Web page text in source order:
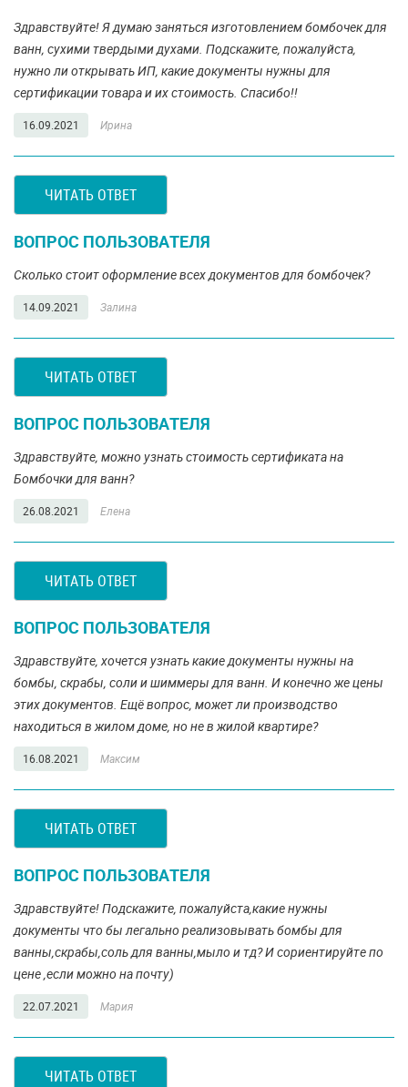
Здравствуйте! Я думаю заняться изготовлением бомбочек для
ванн, сухими твердыми духами. Подскажите, пожалуйста,
нужно ли открывать ИП, какие документы нужны для
сертификации товара и их стоимость. Спасибо!!
16.09.2021 Ирина
ЧИТАТЬ ОТВЕТ
ВОПРОС ПОЛЬЗОВАТЕЛЯ
Сколько стоит оформление всех документов для бомбочек?
14.09.2021 Залина
ЧИТАТЬ ОТВЕТ
ВОПРОС ПОЛЬЗОВАТЕЛЯ
Здравствуйте, можно узнать стоимость сертификата на
Бомбочки для ванн?
26.08.2021 Елена
ЧИТАТЬ ОТВЕТ
ВОПРОС ПОЛЬЗОВАТЕЛЯ
Здравствуйте, хочется узнать какие документы нужны на
бомбы, скрабы, соли и шиммеры для ванн. И конечно же цены
этих документов. Ещё вопрос, может ли производство
находиться в жилом доме, но не в жилой квартире?
16.08.2021 Максим
ЧИТАТЬ ОТВЕТ
ВОПРОС ПОЛЬЗОВАТЕЛЯ
Здравствуйте! Подскажите, пожалуйста,какие нужны
документы что бы легально реализовывать бомбы для
ванны,скрабы,соль для ванны,мыло и тд? И сориентируйте по
цене ,если можно на почту)
22.07.2021 Мария
ЧИТАТЬ ОТВЕТ